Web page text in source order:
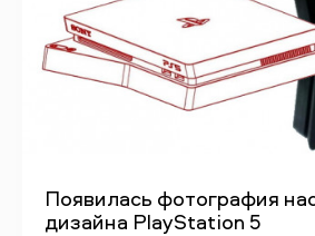
Появилась фотография
дизайна PlayStation 5